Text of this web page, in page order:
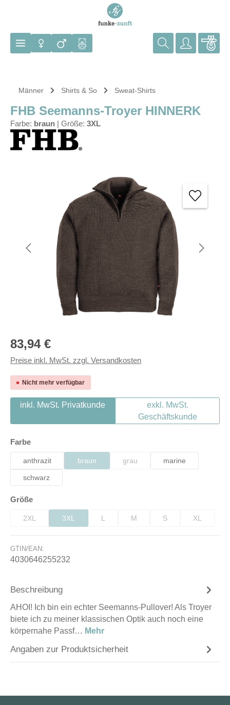
Männer Shirts & So Sweat-Shirts
FHB Seemanns-Troyer HINNERK
Farbe: braun Größe: 3XL
Regulärer Preis:
83,94 €
Preise inkl. MwSt. zzgl. Versandkosten
Nicht mehr verfügbar
inkl. MwSt. Privatkunde
exkl. MwSt.
Geschäftskunde
Farbeauswählen
anthrazit braun
(Diese Option ist zurzeit nicht verfügbar.)
grau marine
schwarz
Größeauswählen
2XL 3XL L M S XL
GTIN/EAN:
4030646255232
Beschreibung
AHOI! Ich bin ein echter Seemanns-Pullover! Als Troyer
biete ich zu meiner klassischen Optik auch noch eine
körpernahe Passf… Mehr
Angaben zur Produktsicherheit